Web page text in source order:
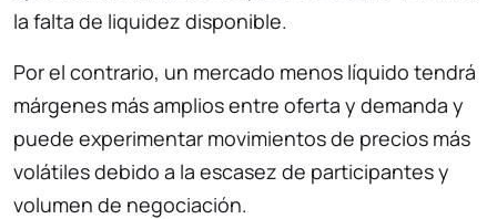
la falta de liquidez disponible.
Por el contrario, un mercado menos líquido tendrá
márgenes más amplios entre oferta y demanda y
puede experimentar movimientos de precios más
volátiles debido a la escasez de participantes y
volumen de negociación.